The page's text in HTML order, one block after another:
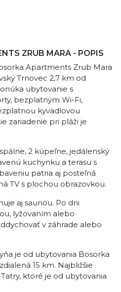
ZRUB MARA - POPIS
Apartments Zrub Mara
Trnovec 2,7 km od
ubytovanie s
bezplatným Wi-Fi,
kyvadlovou
zariadenie pri pláži je
2 kúpeľne, jedálenský
kuchynku a terasu s
patria aj posteľná
TV s plochou obrazovkou.
aj saunou. Po dni
lyžovaním alebo
v záhrade alebo
je od ubytovania Bosorka
15 km. Najbližšie
ktoré je od ubytovania